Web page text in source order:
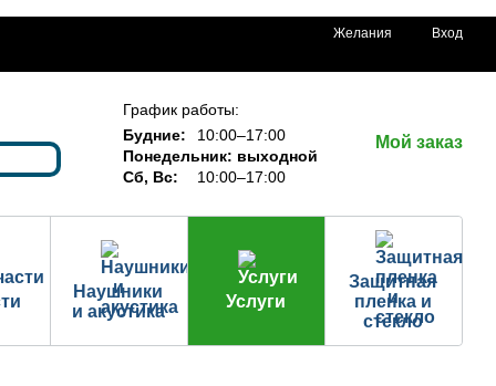
Желания Вход
График работы:
Будние:
10:00–17:00
Понедельник: выходной
Сб, Вс:
10:00–17:00
Мой заказ
Наушники
и акустика
Услуги
Защитная
пленка и
стекло